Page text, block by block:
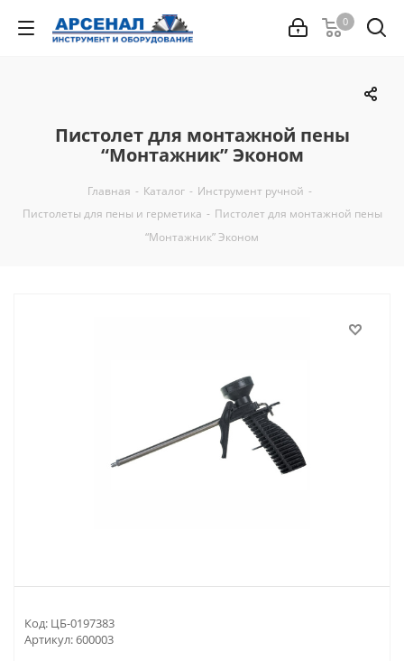
0
Пистолет для монтажной пены
“Монтажник” Эконом
Главная - Каталог - Инструмент ручной -
Пистолеты для пены и герметика - Пистолет для монтажной пены
“Монтажник” Эконом
Код: ЦБ-0197383
Артикул:600003